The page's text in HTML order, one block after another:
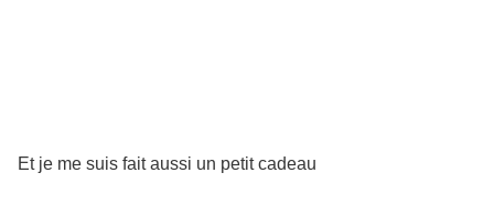
Et je me suis fait aussi un petit cadeau